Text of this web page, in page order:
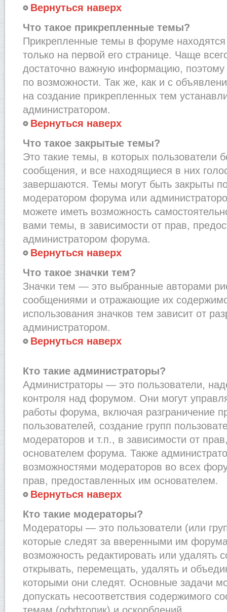
Вернуться наверх
Что такое прикрепленные темы?
Прикрепленные темы в форуме
только на первой его странице. Чаще
достаточно важную информацию,
по возможности. Так же, как и с
на создание прикрепленных тем
администратором.
Вернуться наверх
Что такое закрытые темы?
Это такие темы, в которых пользователи
сообщения, и все находящиеся в них
завершаются. Темы могут быть закрыты
модератором форума или
можете иметь возможность
вами темы, в зависимости от прав,
администратором форума.
Вернуться наверх
Что такое значки тем?
Значки тем — это выбранные авторами
сообщениями и отражающие их
использования значков тем зависит от
администратором.
Вернуться наверх
Кто такие администраторы?
Администраторы — это пользователи,
контроля над форумом. Они могут
работы форума, включая разграничение
пользователей, создание групп
модераторов и т.п., в зависимости от
основателем форума. Также
возможностями модераторов во всех
прав, предоставленных им основателем.
Вернуться наверх
Кто такие модераторы?
Модераторы — это пользователи (или
которые следят за вверенными им
возможность редактировать или удалять
открывать, перемещать, удалять и
которыми они следят. Основные задачи
допускать несоответствия содержимого